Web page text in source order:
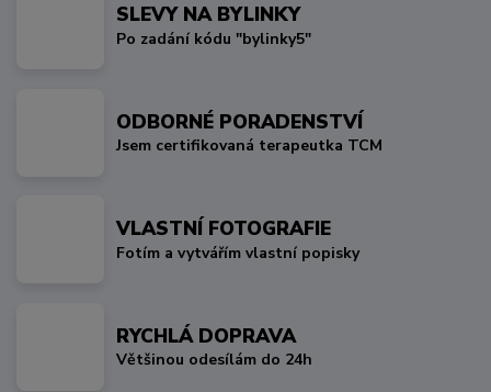
SLEVY NA BYLINKY
Po zadání kódu "bylinky5"
ODBORNÉ PORADENSTVÍ
Jsem certifikovaná terapeutka TCM
VLASTNÍ FOTOGRAFIE
Fotím a vytvářím vlastní popisky
RYCHLÁ DOPRAVA
Většinou odesílám do 24h